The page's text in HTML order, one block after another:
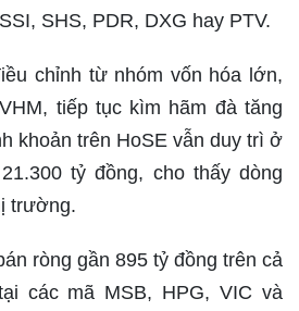
SHS, PDR, DXG hay PTV.
chỉnh từ nhóm vốn hóa lớn,
tiếp tục kìm hãm đà tăng
khoản trên HoSE vẫn duy trì ở
tỷ đồng, cho thấy dòng
trường.
ròng gần 895 tỷ đồng trên cả
các mã MSB, HPG, VIC và